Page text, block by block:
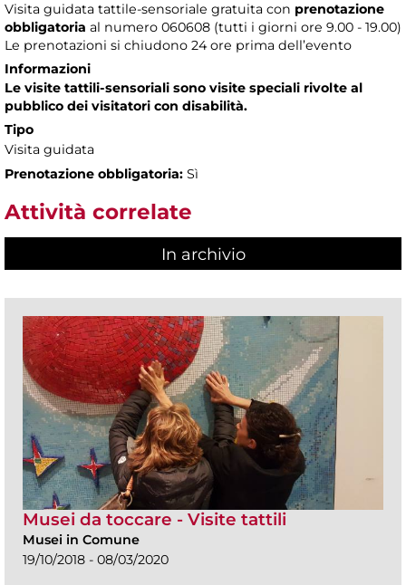
Visita guidata tattile-sensoriale gratuita con prenotazione
obbligatoria al numero 060608 (tutti i giorni ore 9.00 - 19.00)
Le prenotazioni si chiudono 24 ore prima dell’evento
Informazioni
Le visite tattili-sensoriali sono visite speciali rivolte al
pubblico dei visitatori con disabilità.
Tipo
Visita guidata
Prenotazione obbligatoria: Sì
Attività correlate
In archivio
Musei da toccare - Visite tattili
Musei in Comune
19/10/2018 - 08/03/2020